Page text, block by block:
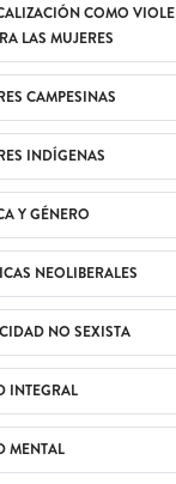
COMO
LAS MUJERES
CAMPESINAS
INDÍGENAS
Y GÉNERO
NEOLIBERALES
NO SEXISTA
INTEGRAL
MENTAL